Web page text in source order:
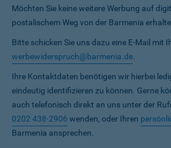
Möchten Sie keine weitere Werbung auf
postalischem Weg von der Barmenia
Bitte schicken Sie uns dazu eine E-Mail mit
werbewiderspruch@barmenia.de.
Ihre Kontaktdaten benötigen wir hierbei
eindeutig identifizieren zu können. Gerne
auch telefonisch direkt an uns unter der
0202 438-2906 wenden, oder Ihren
Barmenia ansprechen.